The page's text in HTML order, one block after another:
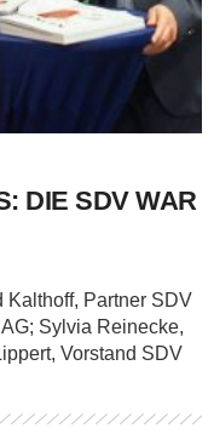
DIE SDV WAR
Kalthoff, Partner SDV
Sylvia Reinecke,
Vorstand SDV